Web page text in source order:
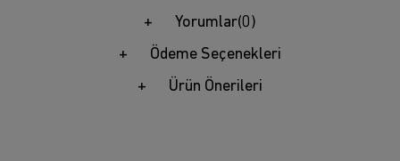
Yorumlar(0)
Ödeme Seçenekleri
Ürün Önerileri